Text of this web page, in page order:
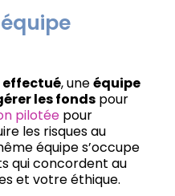
, uneéquipe
les fonds pour
pilotée pour
les risques au
équipe s’occupe
qui concordent au
et votre éthique.